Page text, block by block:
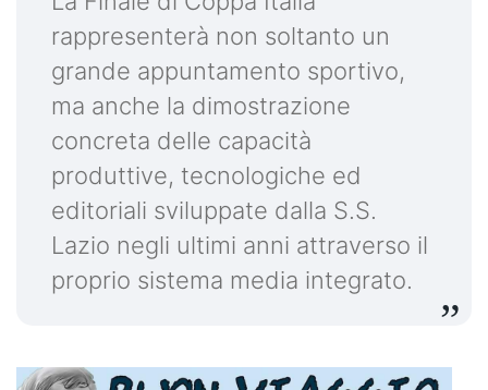
rappresenterà non soltanto un
grande appuntamento sportivo,
ma anche la dimostrazione
concreta delle capacità
produttive, tecnologiche ed
editoriali sviluppate dalla S.S.
Lazio negli ultimi anni attraverso il
proprio sistema media integrato.